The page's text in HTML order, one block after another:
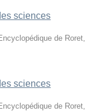
sciences
de Roret
sciences
de Roret